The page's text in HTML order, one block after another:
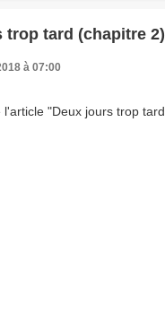
trop tard (chapitre 2)
à 07:00